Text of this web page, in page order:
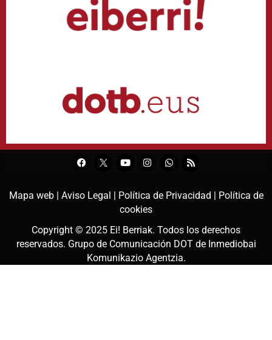
Mapa web | Aviso Legal | Política de Privacidad | Política de
cookies
Copyright © 2025 Ei! Berriak. Todos los derechos
reservados. Grupo de Comunicación DOT de Inmediobai
Komunikazio Agentzia.